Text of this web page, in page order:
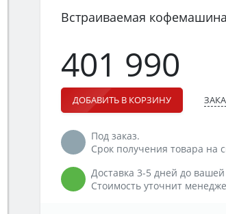
Встраиваемая кофемашина
401 990
ДОБАВИТЬ В КОРЗИНУ
Под заказ.
Срок получения товара на
Доставка 3-5 дней до
Стоимость уточнит